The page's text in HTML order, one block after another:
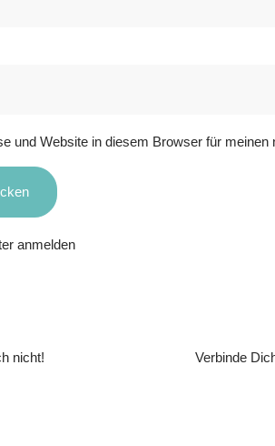
und Website in diesem Browser für
anmelden
nicht!